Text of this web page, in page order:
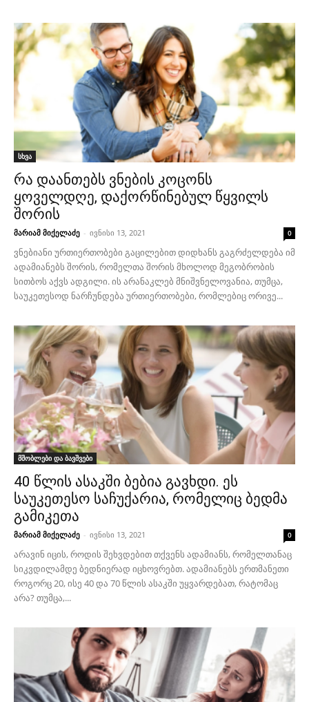
სხვა
რა დაანთებს ვნების კოცონს
ყოველდღე, დაქორწინებულ წყვილს
შორის
მარიამ მიქელაძე - ივნისი 13, 2021 0
ვნებიანი ურთიერთობები გაცილებით დიდხანს გაგრძელდება იმ
ადამიანებს შორის, რომელთა შორის მხოლოდ მეგობრობის
სითბოს აქვს ადგილი. ის არანაკლებ მნიშვნელოვანია, თუმცა,
საუკეთესოდ ნარჩუნდება ურთიერთობები, რომლებიც ორივე...
მშობლები და ბავშვები
40 წლის ასაკში ბებია გავხდი. ეს
საუკეთესო საჩუქარია, რომელიც ბედმა
გამიკეთა
მარიამ მიქელაძე - ივნისი 13, 2021 0
არავინ იცის, როდის შეხვდებით თქვენს ადამიანს, რომელთანაც
სიკვდილამდე ბედნიერად იცხოვრებთ. ადამიანებს ერთმანეთი
როგორც 20, ისე 40 და 70 წლის ასაკში უყვარდებათ, რატომაც
არა? თუმცა,...